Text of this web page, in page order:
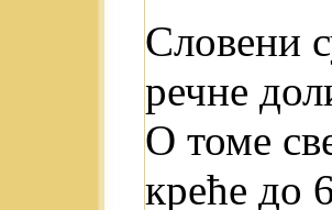
Словени
речне
О томе
креће до